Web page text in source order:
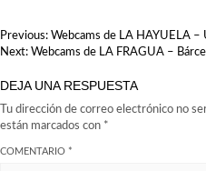
NAVEGACIÓN
DE
Previous: Webcams de LA HAYUELA –
Next: Webcams de LA FRAGUA –
DEJA UNA RESPUESTA
Tu dirección de correo electrónico no
están marcados con *
COMENTARIO *